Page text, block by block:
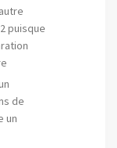
puisque
de
un